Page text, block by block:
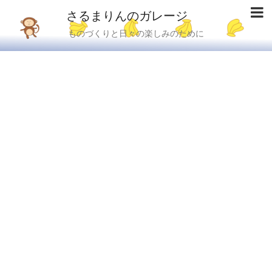
さるまりんのガレージ
ものづくりと日々の楽しみのために